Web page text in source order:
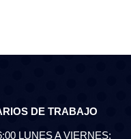
DE TRABAJO
LUNES A VIERNES;